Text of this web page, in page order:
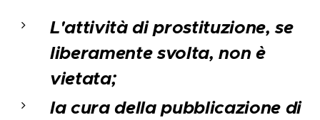
L'attività di prostituzione, se
liberamente svolta, non è
vietata;
la cura della pubblicazione di